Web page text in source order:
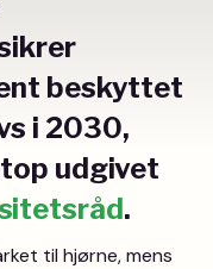
beskyttet
i 2030,
udgivet
.
til hjørne, mens